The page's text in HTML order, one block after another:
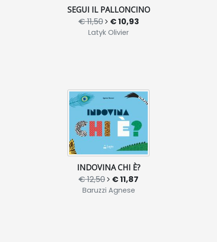
SEGUI IL PALLONCINO
€ 11,50 € 10,93
Latyk Olivier
INDOVINA CHI È?
€ 12,50 € 11,87
Baruzzi Agnese